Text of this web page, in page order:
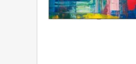
Hệ điều hành, giao diện